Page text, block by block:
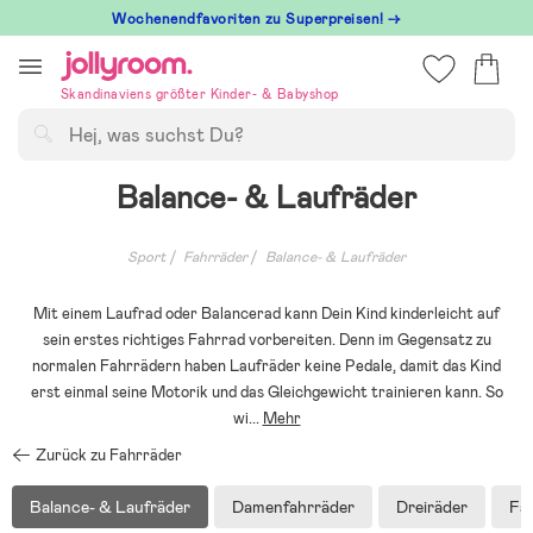
till
innehållet
Wochenendfavoriten zu Superpreisen! →
Skandinaviens größter Kinder- & Babyshop
Balance- & Laufräder
Sport Fahrräder Balance- & Laufräder
Mit einem Laufrad oder Balancerad kann Dein Kind kinderleicht auf
sein erstes richtiges Fahrrad vorbereiten. Denn im Gegensatz zu
normalen Fahrrädern haben Laufräder keine Pedale, damit das Kind
erst einmal seine Motorik und das Gleichgewicht trainieren kann. So
wi... Mehr
Zurück zu Fahrräder
Balance- & Laufräder Damenfahrräder Dreiräder